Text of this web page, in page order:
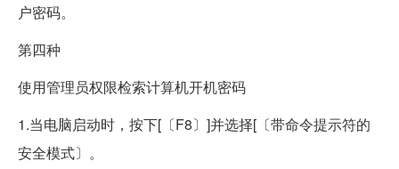
户密码。
第四种
使用管理员权限检索计算机开机密码
1.当电脑启动时，按下[〔F8〕]并选择[〔带命令提示符的
安全模式〕。